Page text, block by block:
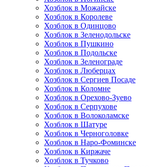
Хозблок в Можайске
Хозблок в Королеве
Хозблок в Одинцово
Хозблок в Зеленодольске
Хозблок в Пушкино
Хозблок в Подольске
Хозблок в Зеленограде
Хозблок в Люберцах
Хозблок в Сергиев Посаде
Хозблок в Коломне
Хозблок в Орехово-Зуево
Хозблок в Серпухове
Хозблок в Волоколамске
Хозблок в Шатуре
Хозблок в Черноголовке
Хозблок в Наро-Фоминске
Хозблок в Киржаче
Хозблок в Тучково